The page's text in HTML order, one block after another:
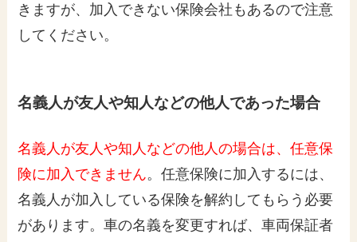
きますが、加入できない保険会社もあるので注意
してください。
名義人が友人や知人などの他人であった場合
名義人が友人や知人などの他人の場合は、任意保
険に加入できません。任意保険に加入するには、
名義人が加入している保険を解約してもらう必要
があります。車の名義を変更すれば、車両保証者